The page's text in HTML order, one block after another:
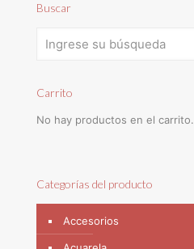
Buscar
Carrito
No hay productos en el carrito.
Categorías del producto
Accesorios